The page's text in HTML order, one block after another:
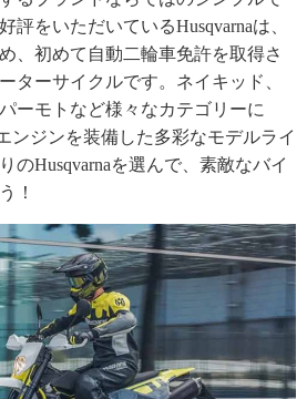
評をいただいているHusqvarnaは、
、初めて自動二輪車免許を取得さ
ターサイクルです。ネイキッド、
ーモトなど様々なカテゴリーに
ンジンを装備した多彩なモデルライ
のHusqvarnaを選んで、素敵なバイ
！